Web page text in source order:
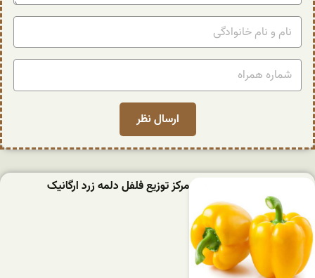
مرکز توزیع فلفل دلمه زرد ارگانیک